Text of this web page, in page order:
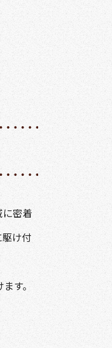
に密着
け付
す。